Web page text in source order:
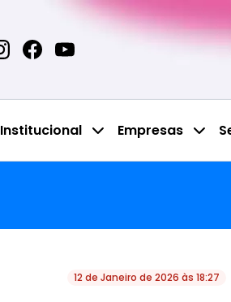
Institucional Empresas
12 de Janeiro de 2026 às 18:27